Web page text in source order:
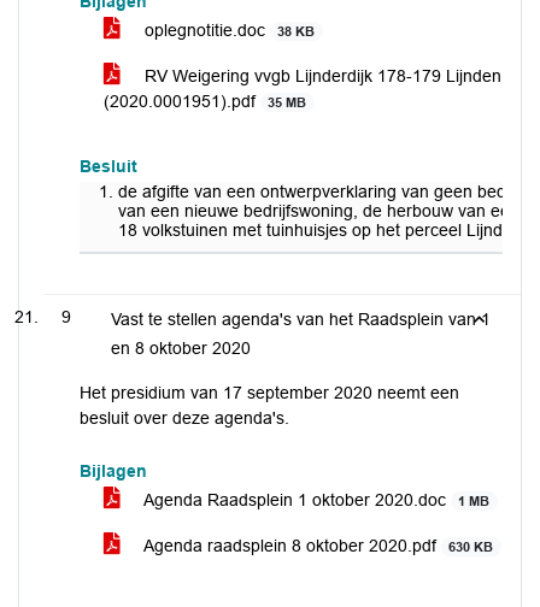
oplegnotitie.doc
38 KB
RV Weigering vvgb Lijnderdijk 178-179 Lijnden
(2020.0001951).pdf
35 MB
Besluit
de afgifte van een ontwerpverklaring van geen
van een nieuwe bedrijfswoning, de herbouw van een
18 volkstuinen met tuinhuisjes op het perceel
9
Vast te stellen agenda's van het Raadsplein van 1
en 8 oktober 2020
Het presidium van 17 september 2020 neemt een
besluit over deze agenda's.
Bijlagen
Agenda Raadsplein 1 oktober 2020.doc
1 MB
Agenda raadsplein 8 oktober 2020.pdf 630 KB